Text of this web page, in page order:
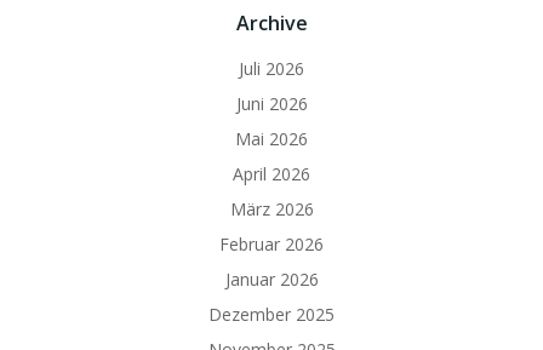
Archive
Juli 2026
Juni 2026
Mai 2026
April 2026
März 2026
Februar 2026
Januar 2026
Dezember 2025